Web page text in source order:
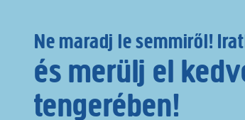
Ne maradj le semmiről!
és merülj el
tengerében!